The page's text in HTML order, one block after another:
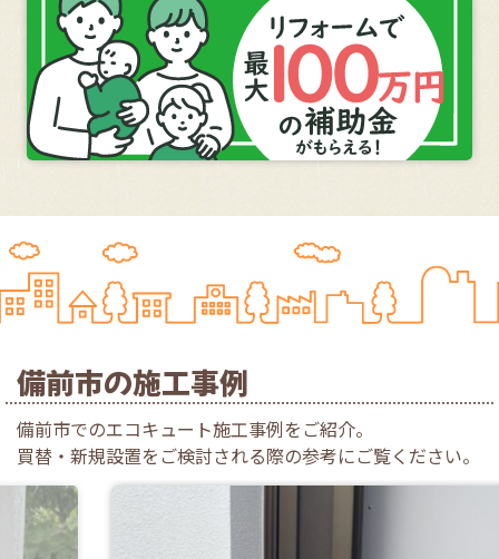
備前市の施工事例
備前市でのエコキュート施工事例をご紹介。
買替・新規設置をご検討される際の参考にご覧ください。